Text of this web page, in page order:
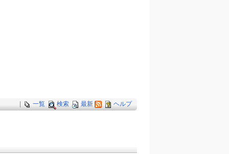
一覧 検索 最新 ヘルプ